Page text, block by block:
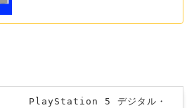
PlayStation 5 デジタル・